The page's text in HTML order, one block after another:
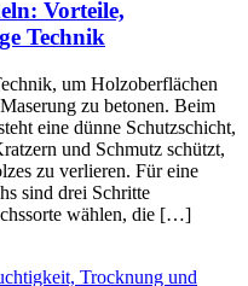
Vorteile,
Technik
um Holzoberflächen
zu betonen. Beim
eine dünne Schutzschicht,
und Schmutz schützt,
zu verlieren. Für eine
sind drei Schritte
wählen, die […]